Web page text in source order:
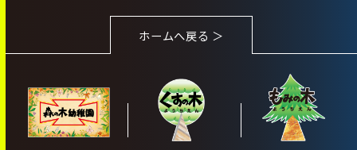
ホームへ戻る ＞